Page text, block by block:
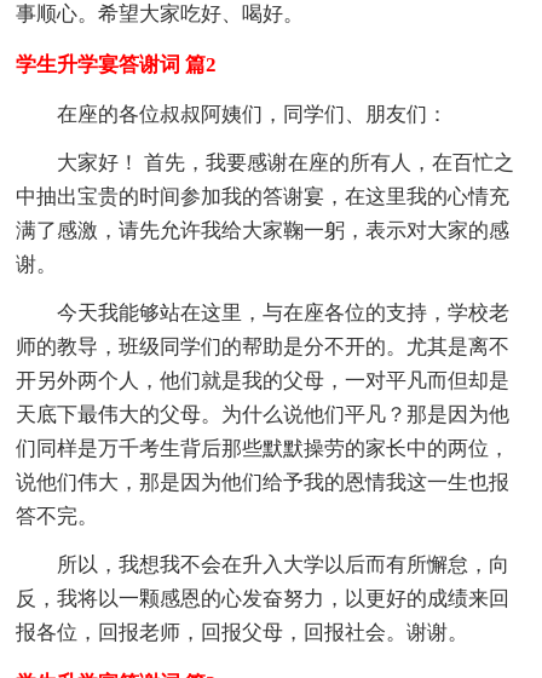
事顺心。希望大家吃好、喝好。
学生升学宴答谢词 篇2
在座的各位叔叔阿姨们，同学们、朋友们：
大家好！ 首先，我要感谢在座的所有人，在百忙之
中抽出宝贵的时间参加我的答谢宴，在这里我的心情充
满了感激，请先允许我给大家鞠一躬，表示对大家的感
谢。
今天我能够站在这里，与在座各位的支持，学校老
师的教导，班级同学们的帮助是分不开的。尤其是离不
开另外两个人，他们就是我的父母，一对平凡而但却是
天底下最伟大的父母。为什么说他们平凡？那是因为他
们同样是万千考生背后那些默默操劳的家长中的两位，
说他们伟大，那是因为他们给予我的恩情我这一生也报
答不完。
所以，我想我不会在升入大学以后而有所懈怠，向
反，我将以一颗感恩的心发奋努力，以更好的成绩来回
报各位，回报老师，回报父母，回报社会。谢谢。